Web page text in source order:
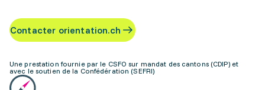
Contacter orientation.ch
Une prestation fournie par le CSFO sur mandat des cantons (CDIP) et
avec le soutien de la Confédération (SEFRI)